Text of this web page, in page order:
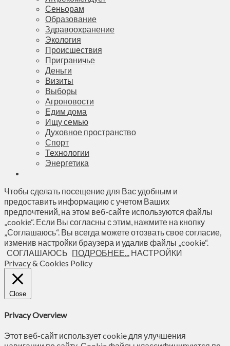
Сеньорам
Образование
Здравоохранение
Экология
Происшествия
Приграничье
Деньги
Визиты
Выборы
Агроновости
Едим дома
Ищу семью
Духовное пространство
Спорт
Технологии
Энергетика
Чтобы сделать посещение для Вас удобным и
предоставить информацию с учетом Ваших
предпочтений, на этом веб-сайте используются файлы
„cookie“. Если Вы согласны с этим, нажмите на кнопку
„Соглашаюсь“. Вы всегда можете отозвать свое согласие,
изменив настройки браузера и удалив файлы „cookie“.
СОГЛАШАЮСЬ ПОДРОБНЕЕ...
НАСТРОЙКИ
Privacy & Cookies Policy
Close
Privacy Overview
Этот веб-сайт использует cookie для улучшения